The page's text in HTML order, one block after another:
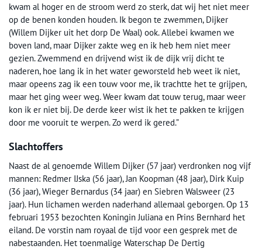
kwam al hoger en de stroom werd zo sterk, dat wij het niet meer
op de benen konden houden. Ik begon te zwemmen, Dijker
(Willem Dijker uit het dorp De Waal) ook. Allebei kwamen we
boven land, maar Dijker zakte weg en ik heb hem niet meer
gezien. Zwemmend en drijvend wist ik de dijk vrij dicht te
naderen, hoe lang ik in het water geworsteld heb weet ik niet,
maar opeens zag ik een touw voor me, ik trachtte het te grijpen,
maar het ging weer weg. Weer kwam dat touw terug, maar weer
kon ik er niet bij. De derde keer wist ik het te pakken te krijgen
door me vooruit te werpen. Zo werd ik gered.”
Slachtoffers
Naast de al genoemde Willem Dijker (57 jaar) verdronken nog vijf
mannen: Redmer IJska (56 jaar), Jan Koopman (48 jaar), Dirk Kuip
(36 jaar), Wieger Bernardus (34 jaar) en Siebren Walsweer (23
jaar). Hun lichamen werden naderhand allemaal geborgen. Op 13
februari 1953 bezochten Koningin Juliana en Prins Bernhard het
eiland. De vorstin nam royaal de tijd voor een gesprek met de
nabestaanden. Het toenmalige Waterschap De Dertig